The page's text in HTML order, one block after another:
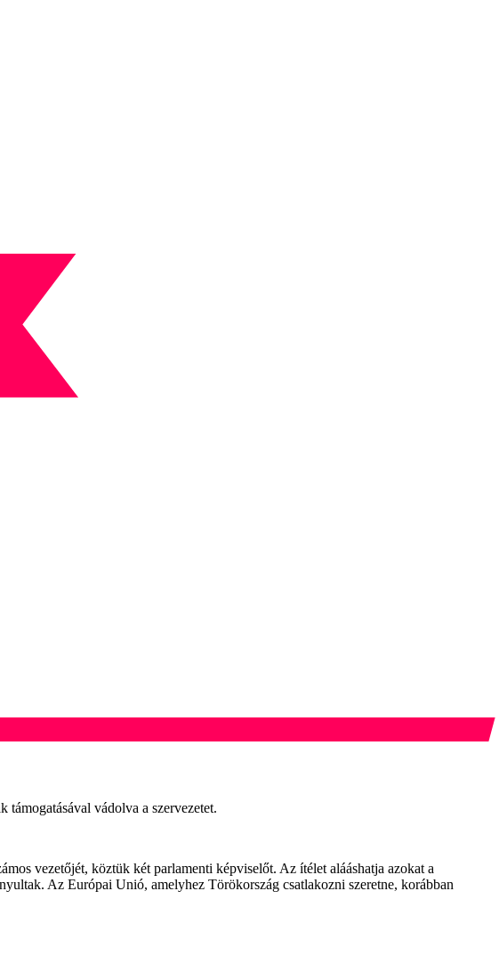
vádolva a szervezetet.
vezetőjét, köztük két parlamenti képviselőt. Az ítélet alááshatja azokat a
Az Európai Unió, amelyhez Törökország csatlakozni szeretne, korábban